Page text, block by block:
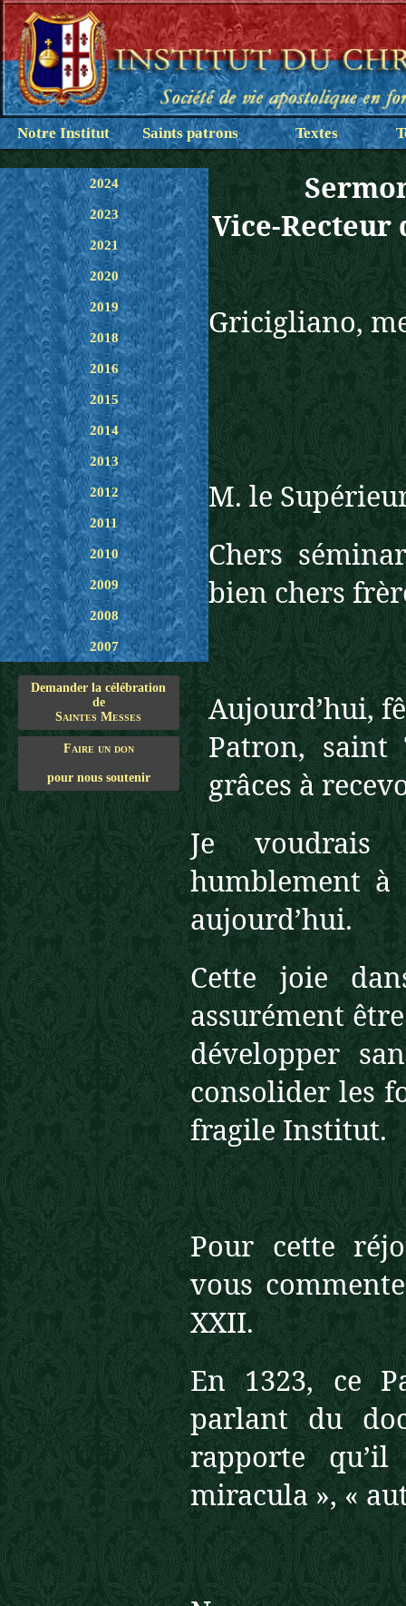
Notre Institut Saints patrons Textes
2024
2023
2021
2020
2019
2018
2016
2015
2014
2013
2012
2011
2010
2009
2008
2007
Demander la célébration
de
Saintes Messes
Faire un don
pour nous soutenir
Vice-
Gricigliano,
M. le
Chers
bien chers
Aujourd’hui,
Patron, saint
grâces à
Je voudrais
humblement
aujourd’hui.
Cette joie
assurément
développer
consolider les
fragile Institut.
Pour cette
vous
XXII.
En 1323, ce
parlant du
rapporte
miracula », «